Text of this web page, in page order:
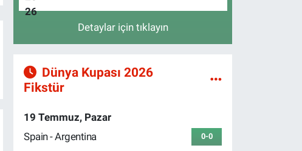
Detaylar için tıklayın
Dünya Kupası 2026
Fikstür
19 Temmuz, Pazar
Spain - Argentina
0-0